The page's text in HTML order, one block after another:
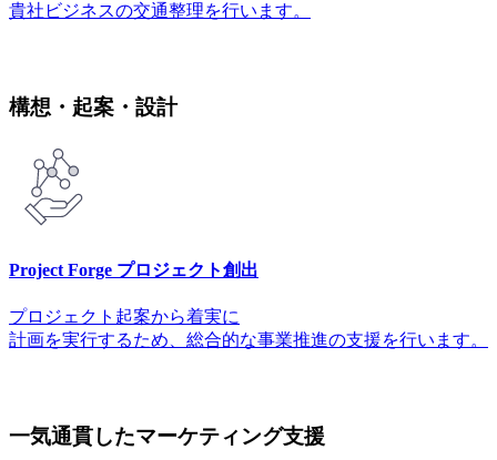
貴社ビジネスの交通整理を行います。
構想・起案・設計
Project Forge プロジェクト創出
プロジェクト起案から着実に
計画を実行するため、総合的な事業推進の支援を行います。
一気通貫したマーケティング支援